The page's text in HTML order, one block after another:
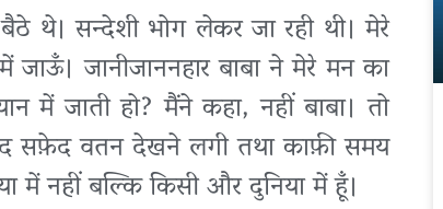
थे। सन्देशी भोग लेकर जा रही थी। मेरे
जानीजाननहार बाबा ने मेरे मन का
में जाती हो? मैंने कहा, नहीं बाबा। तो
सफ़ेद वतन देखने लगी तथा काफ़ी समय
में नहीं बल्कि किसी और दुनिया में हूँ।